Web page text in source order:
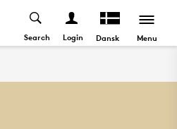
Search Login Dansk Menu